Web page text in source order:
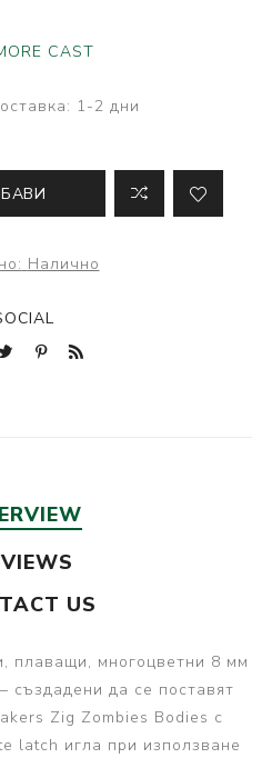
CAST
1-2 дни
Налично
US
плаващи, многоцветни 8 мм
създадени да се поставят
Zig Zombies Bodies с
latch игла при използване